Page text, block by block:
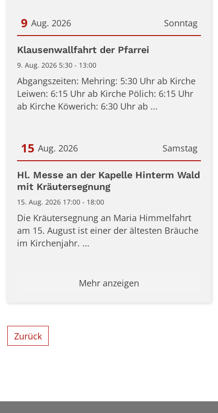
Sonntag
9 Aug. 2026
Datum: 9. August 2026
Klausenwallfahrt der Pfarrei
9. Aug. 2026 5:30 - 13:00
Abgangszeiten: Mehring: 5:30 Uhr ab Kirche
Leiwen: 6:15 Uhr ab Kirche Pölich: 6:15 Uhr
ab Kirche Köwerich: 6:30 Uhr ab ...
Samstag
15 Aug. 2026
Datum: 15. August 2026
Hl. Messe an der Kapelle Hinterm Wald
mit Kräutersegnung
15. Aug. 2026 17:00 - 18:00
Die Kräutersegnung an Maria Himmelfahrt
am 15. August ist einer der ältesten Bräuche
im Kirchenjahr. ...
Mehr anzeigen
Zurück